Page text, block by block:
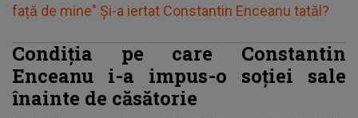
față de mine" Și-a iertat Constantin Enceanu tatăl?
Condiția pe care Constantin
Enceanu i-a impus-o soției sale
înainte de căsătorie